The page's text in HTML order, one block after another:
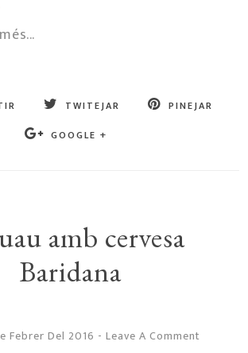
TWITEJAR
PINEJAR
GOOGLE +
amb cervesa
Baridana
Febrer Del 2016 - Leave A Comment